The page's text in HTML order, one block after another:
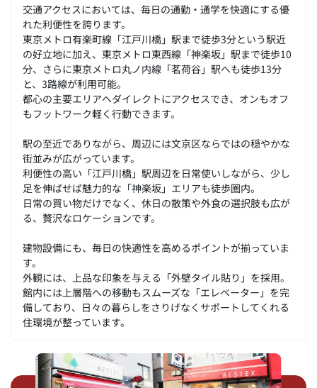
交通アクセスにおいては、毎日の通勤・通学を快適にする優
れた利便性を誇ります。
東京メトロ有楽町線「江戸川橋」駅まで徒歩3分という駅近
の好立地に加え、東京メトロ東西線「神楽坂」駅まで徒歩10
分、さらに東京メトロ丸ノ内線「茗荷谷」駅へも徒歩13分
と、3路線が利用可能。
都心の主要エリアへダイレクトにアクセスでき、オンもオフ
もフットワーク軽く行動できます。
駅の至近でありながら、周辺には文京区ならではの穏やかな
街並みが広がっています。
利便性の高い「江戸川橋」駅周辺を日常使いしながら、少し
足を伸ばせば魅力的な「神楽坂」エリアも徒歩圏内。
日常の買い物だけでなく、休日の散策や外食の選択肢も広が
る、贅沢なロケーションです。
建物設備にも、毎日の快適性を高めるポイントが揃っていま
す。
外観には、上品な印象を与える「外壁タイル貼り」を採用。
館内には上層階への移動もスムーズな「エレベーター」を完
備しており、日々の暮らしをさりげなくサポートしてくれる
住環境が整っています。